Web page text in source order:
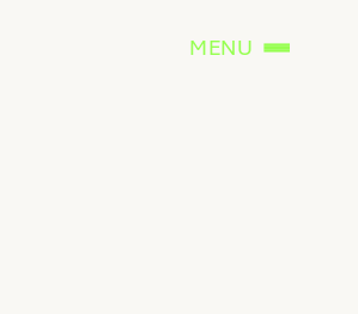
MENU